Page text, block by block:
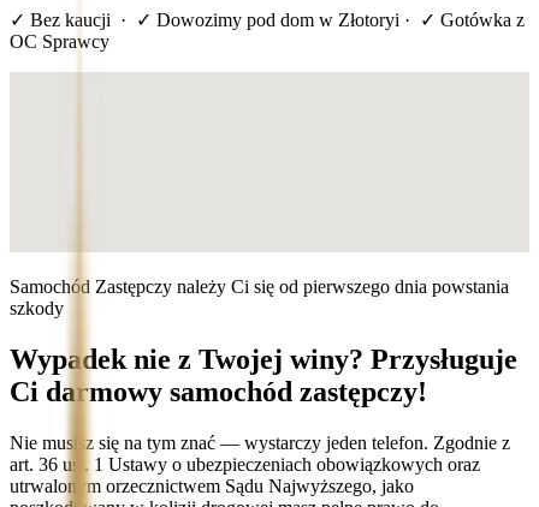
✓ Bez kaucji · ✓ Dowozimy pod dom w Złotoryi · ✓ Gotówka z
OC Sprawcy
Samochód Zastępczy należy Ci się od pierwszego dnia powstania
szkody
Wypadek nie z Twojej winy? Przysługuje
Ci darmowy samochód zastępczy!
Nie musisz się na tym znać — wystarczy jeden telefon. Zgodnie z
art. 36 ust. 1 Ustawy o ubezpieczeniach obowiązkowych oraz
utrwalonym orzecznictwem Sądu Najwyższego, jako